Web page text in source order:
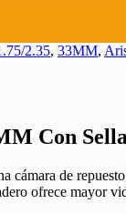
2.35, 33MM,
Con
de
ofrece mayor